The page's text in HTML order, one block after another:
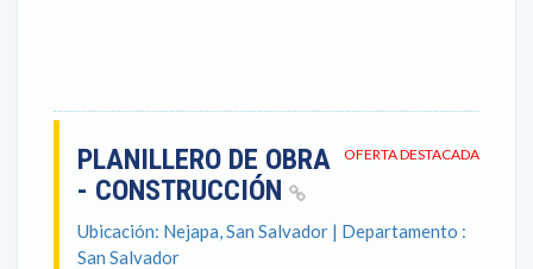
OFERTA DESTACADA
PLANILLERO DE OBRA
- CONSTRUCCIÓN
Ubicación: Nejapa, San Salvador | Departamento :
San Salvador